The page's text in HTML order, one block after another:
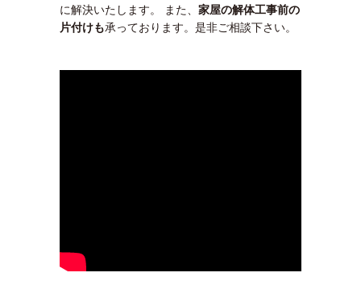
に解決いたします。 また、 家屋の解体工事前の
片付けも承っております。是非ご相談下さい。